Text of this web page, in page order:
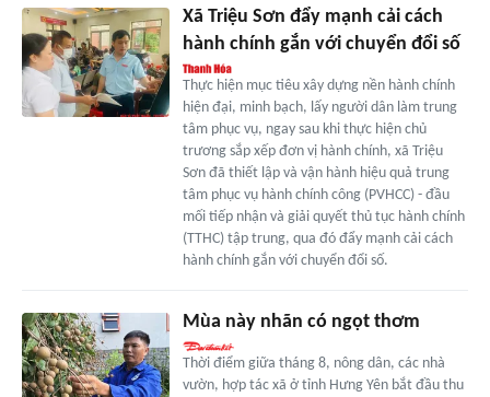
Xã Triệu Sơn đẩy mạnh cải cách
hành chính gắn với chuyển đổi số
Thực hiện mục tiêu xây dựng nền hành chính
hiện đại, minh bạch, lấy người dân làm trung
tâm phục vụ, ngay sau khi thực hiện chủ
trương sắp xếp đơn vị hành chính, xã Triệu
Sơn đã thiết lập và vận hành hiệu quả trung
tâm phục vụ hành chính công (PVHCC) - đầu
mối tiếp nhận và giải quyết thủ tục hành chính
(TTHC) tập trung, qua đó đẩy mạnh cải cách
hành chính gắn với chuyển đổi số.
Mùa này nhãn có ngọt thơm
Thời điểm giữa tháng 8, nông dân, các nhà
vườn, hợp tác xã ở tỉnh Hưng Yên bắt đầu thu